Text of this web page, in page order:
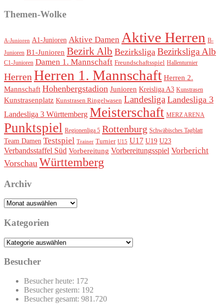
Themen-Wolke
A-Junioren A1-Junioren Aktive Damen Aktive Herren B-
Junioren B1-Junioren Bezirk Alb Bezirksliga Bezirksliga Alb
C1-Junioren Damen 1. Mannschaft Freundschaftsspiel Hallenturnier
Herren Herren 1. Mannschaft Herren 2.
Mannschaft Hohenbergstadion Junioren Kreisliga A3 Kunstrasen
Kunstrasenplatz Kunstrasen Ringelwasen Landesliga Landesliga 3
Landesliga 3 Württemberg Meisterschaft MERZ ARENA
Punktspiel Regionenliga 5 Rottenburg Schwäbisches Tagblatt
Team Damen Testspiel Trainer Turnier U15 U17 U19 U23
Verbandsstaffel Süd Vorbereitung Vorbereitungsspiel Vorbericht
Vorschau Württemberg
Archiv
Archiv
Kategorien
Kategorien
Besucher
Besucher heute: 172
Besucher gestern: 192
Besucher gesamt: 981.720